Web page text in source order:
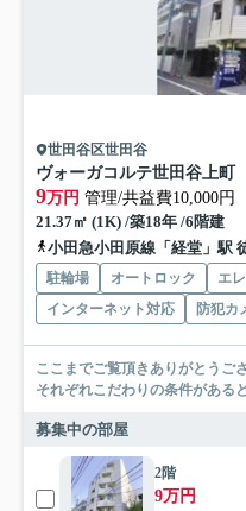
世田谷区世田谷
ヴォーガコルテ世田谷上町
9万円 管理/共益費10,000円
21.37㎡ (1K) /築18年 /6階建
小田急小田原線「経堂」駅
駐輪場 オートロック エ
インターネット対応
防犯カ
ここまでご覧頂きありがとうございます。 お部屋探し
それぞれこだわりの条件がある
募集中の部屋
2階
9万円